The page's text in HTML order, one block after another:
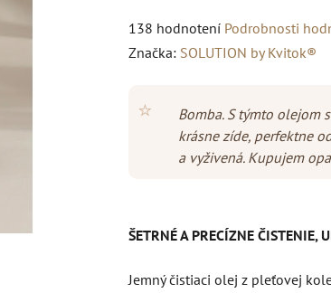
Priemerné
hodnotenie
138 hodnotení Podrobnosti
Značka: SOLUTION by Kvitok®
⭐
Bomba. S týmto olejom
krásne zíde, perfektne
a vyživená. Kupujem
ŠETRNÉ A PRECÍZNE ČISTENIE,
Jemný čistiaci olej z pleťovej